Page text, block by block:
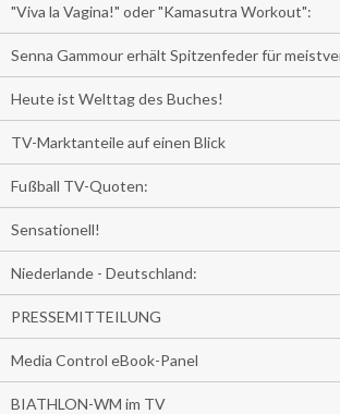
"Viva la Vagina!" oder "Kamasutra Workout":
Senna Gammour erhält Spitzenfeder für
Heute ist Welttag des Buches!
TV-Marktanteile auf einen Blick
Fußball TV-Quoten:
Sensationell!
Niederlande - Deutschland:
PRESSEMITTEILUNG
Media Control eBook-Panel
BIATHLON-WM im TV